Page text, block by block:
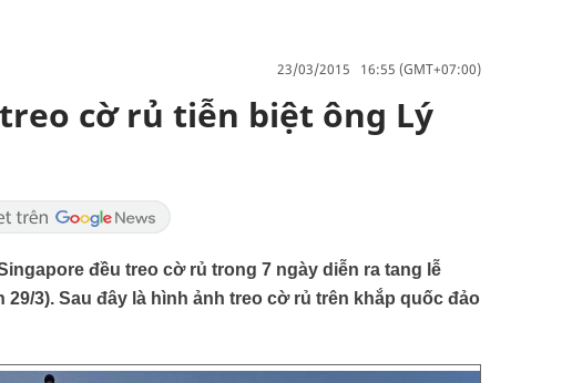
23/03/2015 16:55 (GMT+07:00)
cờ rủ tiễn biệt ông Lý
đều treo cờ rủ trong 7 ngày diễn ra tang lễ
3). Sau đây là hình ảnh treo cờ rủ trên khắp quốc đảo